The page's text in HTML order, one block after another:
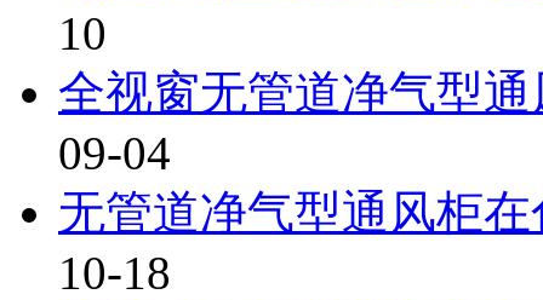
10
全视窗无管道净气型
09-04
无管道净气型通风柜
10-18